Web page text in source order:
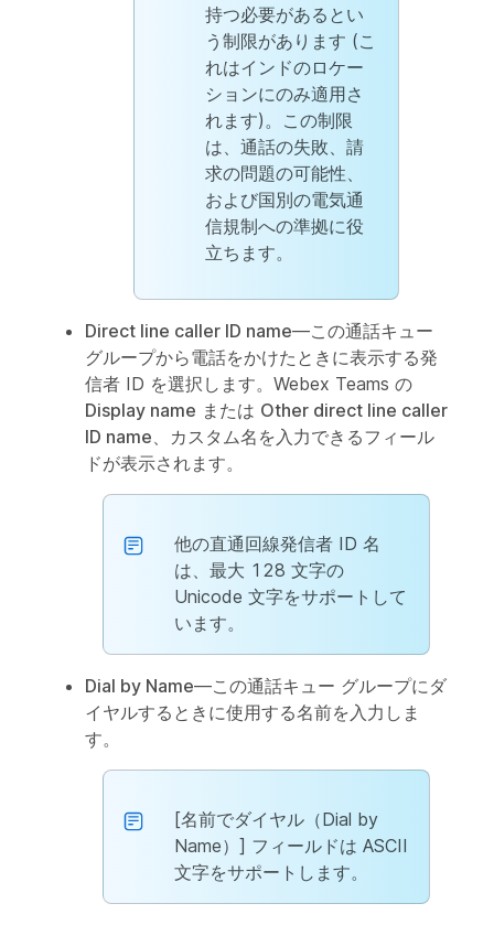
持つ必要があるとい
う制限があります (こ
れはインドのロケー
ションにのみ適用さ
れます)。この制限
は、通話の失敗、請
求の問題の可能性、
および国別の電気通
信規制への準拠に役
立ちます。
Direct line caller ID name—この通話キュー
グループから電話をかけたときに表示する発
信者 ID を選択します。Webex Teams の
Display name または Other direct line caller
ID name、カスタム名を入力できるフィール
ドが表示されます。
他の直通回線発信者 ID 名
は、最大 128 文字の
Unicode 文字をサポートして
います。
Dial by Name—この通話キュー グループにダ
イヤルするときに使用する名前を入力しま
す。
[名前でダイヤル（Dial by
Name）] フィールドは ASCII
文字をサポートします。